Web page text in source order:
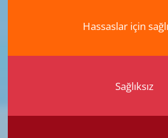
Hassaslar için
Sağlıksız